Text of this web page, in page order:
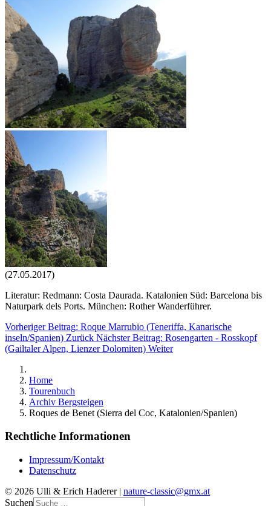
(27.05.2017)
Literatur: Redmann: Costa Daurada. Katalonien Süd: Barcelona bis
Naturpark dels Ports. München: Rother Wanderführer.
Vorheriger Beitrag: Roque Marrubio (Teneriffa, Kanarische
inseln/Spanien) Zurück Nächster Beitrag: Rosengarten - Rosskopf
(Gailtaler Alpen, Lienzer Dolomiten) Weiter
Home
Tourenbuch
Archiv Bergsteigen
Roques de Benet (Sierra del Coc, Katalonien/Spanien)
Rechtliche Informationen
Impressum/Kontakt
Datenschutz
© 2026 Ulli & Erich Haderer | nature-classic@gmx.at
Suchen